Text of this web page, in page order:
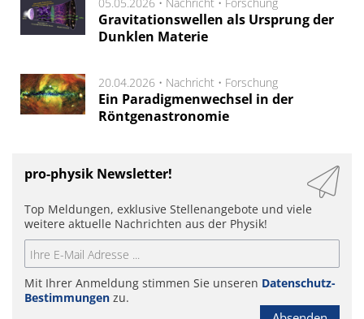
Gravitationswellen als Ursprung der
Dunklen Materie
20.04.2026 • Nachricht • Forschung
Ein Paradigmenwechsel in der
Röntgenastronomie
pro-physik Newsletter!
Top Meldungen, exklusive Stellenangebote und viele
weitere aktuelle Nachrichten aus der Physik!
Mit Ihrer Anmeldung stimmen Sie unseren Datenschutz-
Bestimmungen zu.